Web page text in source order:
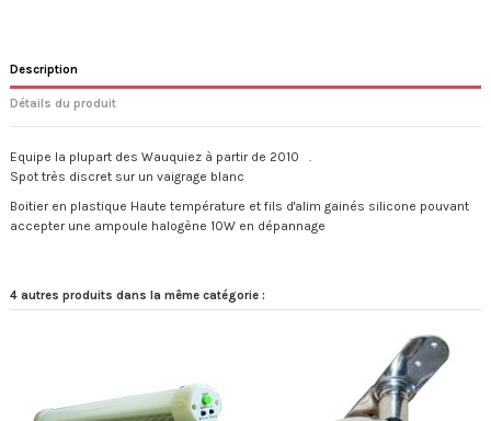
Description
Détails du produit
Equipe la plupart des Wauquiez à partir de 2010 .
Spot très discret sur un vaigrage blanc
Boitier en plastique Haute température et fils d'alim gainés silicone pouvant
accepter une ampoule halogène 10W en dépannage
4 autres produits dans la même catégorie :